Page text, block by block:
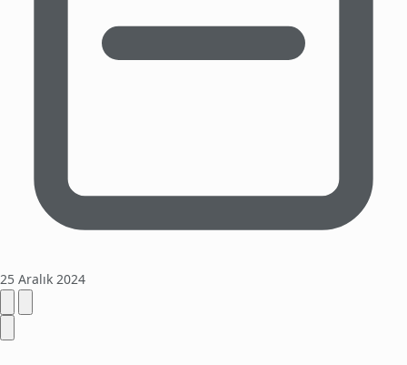
25 Aralık 2024